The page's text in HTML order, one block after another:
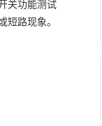
关功能测试
路现象。